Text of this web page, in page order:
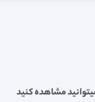
مشاهده کنید